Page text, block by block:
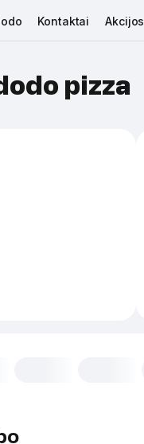
Kontaktai Akcijos
pizza